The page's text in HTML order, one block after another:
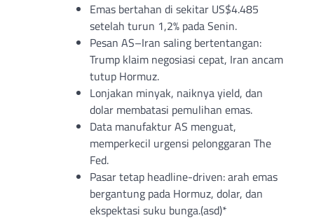
Emas bertahan di sekitar US$4.485
setelah turun 1,2% pada Senin.
Pesan AS–Iran saling bertentangan:
Trump klaim negosiasi cepat, Iran ancam
tutup Hormuz.
Lonjakan minyak, naiknya yield, dan
dolar membatasi pemulihan emas.
Data manufaktur AS menguat,
memperkecil urgensi pelonggaran The
Fed.
Pasar tetap headline-driven: arah emas
bergantung pada Hormuz, dolar, dan
ekspektasi suku bunga.(asd)*